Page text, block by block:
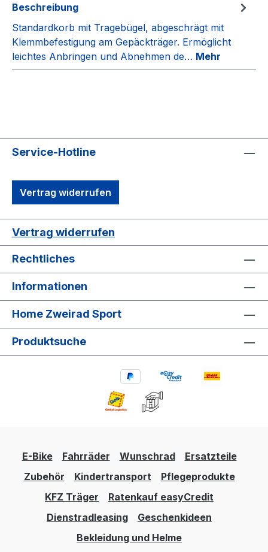
Beschreibung
Standardkorb mit Tragebügel, abgeschrägt mit
Klemmbefestigung am Gepäckträger. Ermöglicht
leichtes Anbringen und Abnehmen de… Mehr
Service-Hotline
Vertrag widerrufen
Vertrag widerrufen
Rechtliches
Informationen
Home Zweirad Sport
Produktsuche
E-Bike Fahrräder Wunschrad
Ersatzteile
Zubehör
Kindertransport
Pflegeprodukte
KFZ Träger
Ratenkauf easyCredit
Dienstradleasing
Geschenkideen
Bekleidung und Helme